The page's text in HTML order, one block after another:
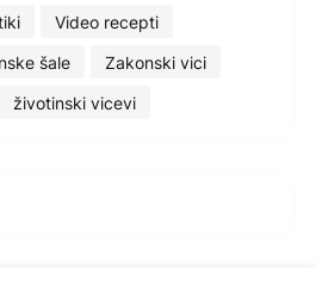
Video recepti
šale
Zakonski vici
životinski vicevi